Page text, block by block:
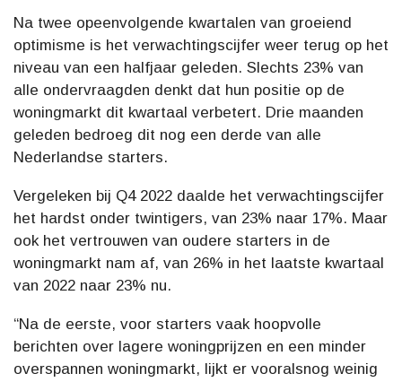
Na twee opeenvolgende kwartalen van groeiend
optimisme is het verwachtingscijfer weer terug op het
niveau van een halfjaar geleden. Slechts 23% van
alle ondervraagden denkt dat hun positie op de
woningmarkt dit kwartaal verbetert. Drie maanden
geleden bedroeg dit nog een derde van alle
Nederlandse starters.
Vergeleken bij Q4 2022 daalde het verwachtingscijfer
het hardst onder twintigers, van 23% naar 17%. Maar
ook het vertrouwen van oudere starters in de
woningmarkt nam af, van 26% in het laatste kwartaal
van 2022 naar 23% nu.
“Na de eerste, voor starters vaak hoopvolle
berichten over lagere woningprijzen en een minder
overspannen woningmarkt, lijkt er vooralsnog weinig